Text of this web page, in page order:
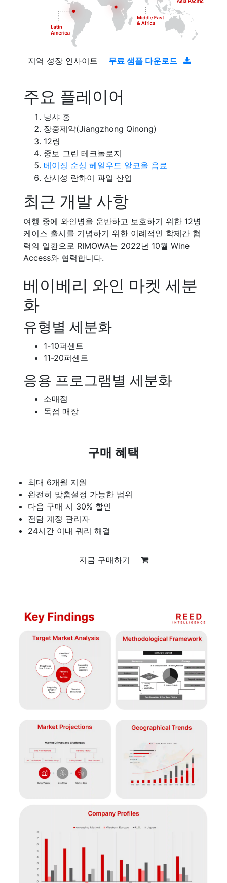
지역 성장 인사이트 무료 샘플 다운로드
주요 플레이어
닝샤 홍
장중제약(Jiangzhong Qinong)
12링
중보 그린 테크놀로지
베이징 순싱 헤일우드 알코올 음료
산시성 란하이 과일 산업
최근 개발 사항
여행 중에 와인병을 운반하고 보호하기 위한 12병
케이스 출시를 기념하기 위한 이례적인 학제간 협
력의 일환으로 RIMOWA는 2022년 10월 Wine
Access와 협력합니다.
베이베리 와인 마켓 세분
화
유형별 세분화
1-10퍼센트
11-20퍼센트
응용 프로그램별 세분화
소매점
독점 매장
구매 혜택
최대 6개월 지원
완전히 맞춤설정 가능한 범위
다음 구매 시 30% 할인
전담 계정 관리자
24시간 이내 쿼리 해결
지금 구매하기